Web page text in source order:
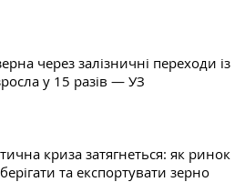
через залізничні переходи із
у 15 разів — УЗ
криза затягнеться: як ринок
та експортувати зерно